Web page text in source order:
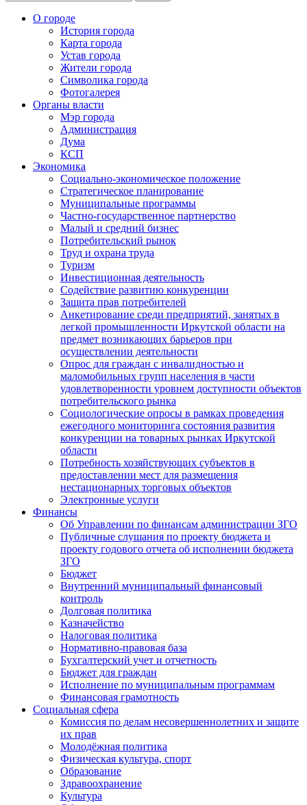
О городе
История города
Карта города
Устав города
Жители города
Символика города
Фотогалерея
Органы власти
Мэр города
Администрация
Дума
КСП
Экономика
Социально-экономическое положение
Стратегическое планирование
Муниципальные программы
Частно-государственное партнерство
Малый и средний бизнес
Потребительский рынок
Труд и охрана труда
Туризм
Инвестиционная деятельность
Содействие развитию конкуренции
Защита прав потребителей
Анкетирование среди предприятий, занятых в
легкой промышленности Иркутской области на
предмет возникающих барьеров при
осуществлении деятельности
Опрос для граждан с инвалидностью и
маломобильных групп населения в части
удовлетворенности уровнем доступности объектов
потребительского рынка
Социологические опросы в рамках проведения
ежегодного мониторинга состояния развития
конкуренции на товарных рынках Иркутской
области
Потребность хозяйствующих субъектов в
предоставлении мест для размещения
нестационарных торговых объектов
Электронные услуги
Финансы
Об Управлении по финансам администрации ЗГО
Публичные слушания по проекту бюджета и
проекту годового отчета об исполнении бюджета
ЗГО
Бюджет
Внутренний муниципальный финансовый
контроль
Долговая политика
Казначейство
Налоговая политика
Нормативно-правовая база
Бухгалтерский учет и отчетность
Бюджет для граждан
Исполнение по муниципальным программам
Финансовая грамотность
Социальная сфера
Комиссия по делам несовершеннолетних и защите
их прав
Молодёжная политика
Физическая культура, спорт
Образование
Здравоохранение
Культура